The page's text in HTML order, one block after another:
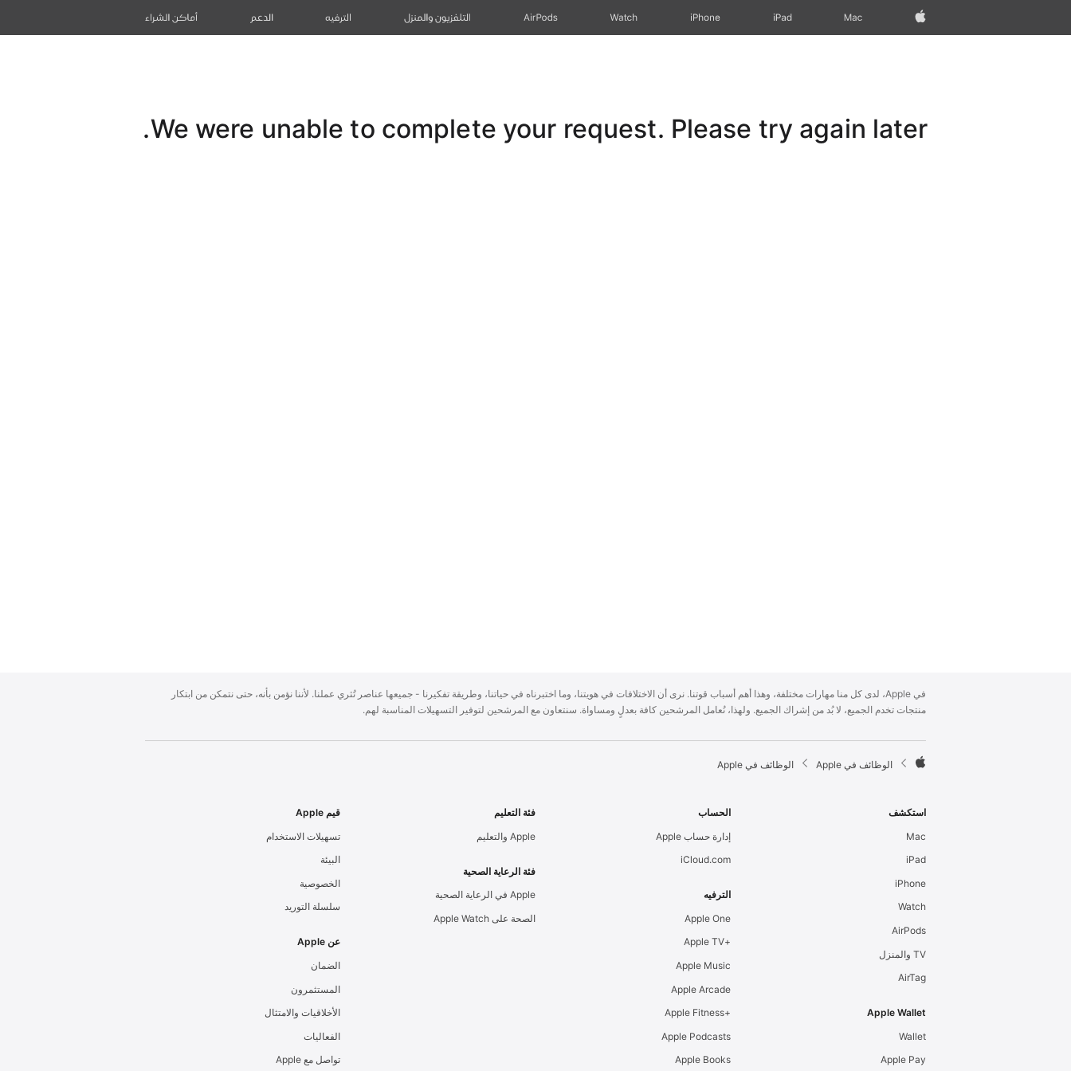
Apple‏
Mac
iPad‏
iPhone
Watch
AirPods التلفزيون والمنزل الترفيه الدعم أماكن الشراء
We were unable to complete your request. Please try again later.
p
p
e
F
t
r
في Apple، لدى كل منا مهارات مختلفة، وهذا أهم أسباب قوتنا. نرى أن الاختلافات في هويتنا، وما اختبرناه في حياتنا، وطريقة تفكيرنا - جميعها عناصر تُثري عملنا. لأننا نؤمن بأنه، حتى نتمكن من ابتكار
منتجات تخدم الجميع، لا بُد من إشراك الجميع. ولهذا، نُعامل المرشحين كافة بعدلٍ ومساواة. سنتعاون مع المرشحين لتوفير التسهيلات المناسبة لهم.

p
e
الوظائف في Apple الوظائف في Apple
استكشف
Mac
iPad
iPhone
Watch
AirPods
TV والمنزل
AirTag
Apple Wallet
Wallet
Apple Pay
الحساب
إدارة حساب Apple
iCloud.com
الترفيه
Apple One
+Apple TV
Apple Music
Apple Arcade
+Apple Fitness
Apple Podcasts
Apple Books
فئة التعليم
Apple والتعليم
فئة الرعاية الصحية
Apple في الرعاية الصحية
الصحة على Apple Watch
قيم Apple
تسهيلات الاستخدام
البيئة
الخصوصية
سلسلة التوريد
عن Apple
الضمان
المستثمرون
الأخلاقيات والامتثال
الفعاليات
تواصل مع Apple